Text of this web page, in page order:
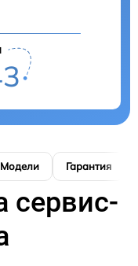
Модели Гарантия
сервис-